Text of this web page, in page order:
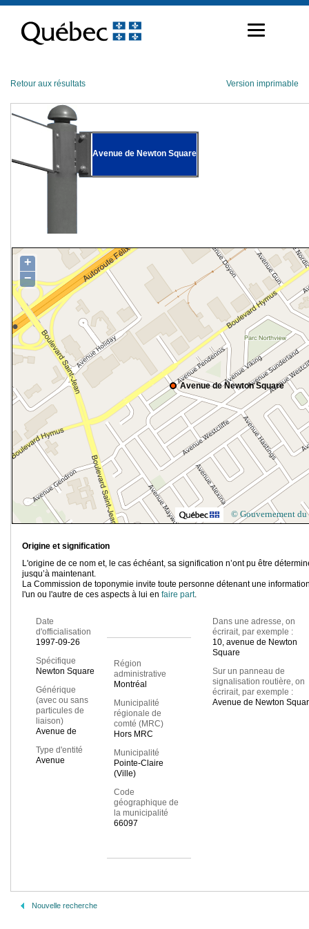
contenu
Retour aux résultats Version imprimable
Avenue de Newton Square
Avenue de Newton Square
+
−
© Gouvernement du
Origine et signification
L'origine de ce nom et, le cas échéant, sa signification n’ont pu être
jusqu’à maintenant.
La Commission de toponymie invite toute personne détenant une
l'un ou l'autre de ces aspects à lui en faire part.
Date
d'officialisation
1997-09-26
Spécifique
Newton Square
Générique
(avec ou sans
particules de
liaison)
Avenue de
Type d'entité
Avenue
Région
administrative
Montréal
Municipalité
régionale de
comté (MRC)
Hors MRC
Municipalité
Pointe-Claire
(Ville)
Code
géographique de
la municipalité
66097
Dans une adresse, on
écrirait, par exemple :
10, avenue de Newton
Square
Sur un panneau de
signalisation routière, on
écrirait, par exemple :
Avenue de Newton
Nouvelle recherche